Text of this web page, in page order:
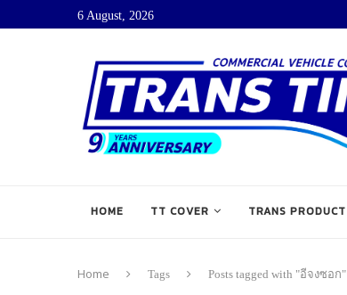
6 August, 2026
HOME TT COVER TRANS PRODUCT
Home Tags Posts tagged with "อีจงซอก"